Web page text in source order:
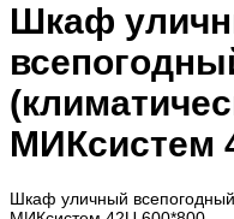
Шкаф
МИКсистем
Шкаф уличный